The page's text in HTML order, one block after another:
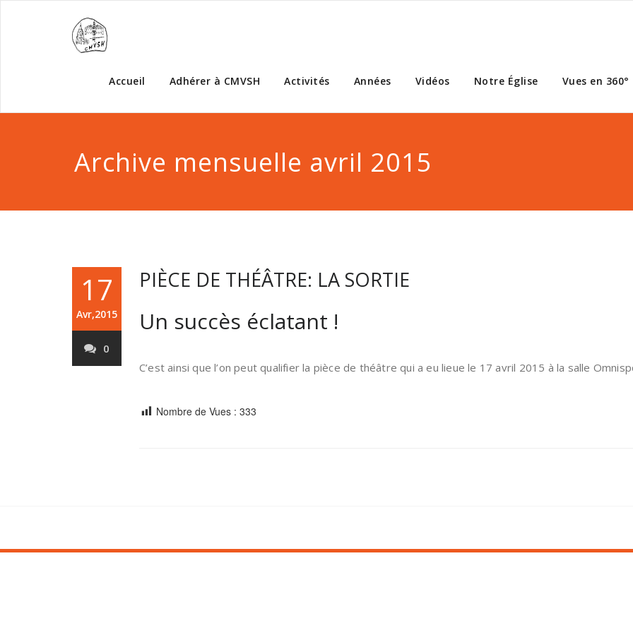
Accueil Adhérer à CMVSH Activités Années Vidéos Notre Église Vues en 360°
Archive mensuelle avril 2015
17
Avr,2015
0
PIÈCE DE THÉÂTRE: LA SORTIE
Un succès éclatant !
C’est ainsi que l’on peut qualifier la pièce de théâtre qui a eu lieue le 17 avril 2015 à la salle
Nombre de Vues : 333